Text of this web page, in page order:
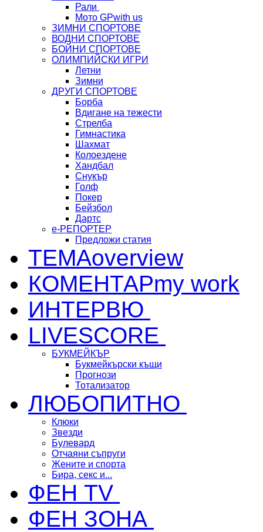
Рали
Мото GPwith us
ЗИМНИ СПОРТОВЕ
ВОДНИ СПОРТОВЕ
БОЙНИ СПОРТОВЕ
ОЛИМПИЙСКИ ИГРИ
Летни
Зимни
ДРУГИ СПОРТОВЕ
Борба
Вдигане на тежести
Стрелба
Гимнастика
Шахмат
Колоездене
Хандбал
Снукър
Голф
Покер
Бейзбол
Дартс
е-РЕПОРТЕР
Предложи статия
ТЕМАoverview
КОМЕНТАРmy work
ИНТЕРВЮ
LIVESCORE
БУКМЕЙКЪР
Букмейкърски къщи
Прогнози
Тотализатор
ЛЮБОПИТНО
Клюки
Звезди
Булевард
Отчаяни съпруги
Жените и спорта
Бира, секс и...
ФЕН TV
ФЕН ЗОНА